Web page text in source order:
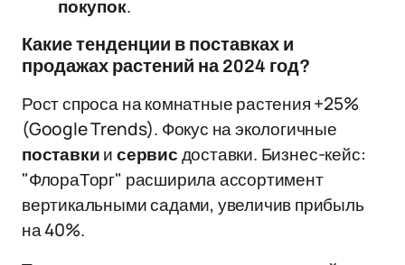
покупок.
Какие тенденции в поставках и
продажах растений на 2024 год?
Рост спроса на комнатные растения +25%
(Google Trends). Фокус на экологичные
поставкиисервисдоставки. Бизнес-кейс:
"ФлораТорг" расширила ассортимент
вертикальными садами, увеличив прибыль
на 40%.